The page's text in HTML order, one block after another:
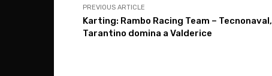
PREVIOUS ARTICLE
Karting: Rambo Racing Team – Tecnonaval,
Tarantino domina a Valderice